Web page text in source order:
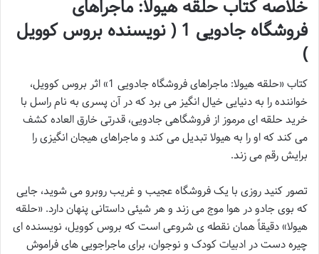
خلاصه کتاب حلقه هیولا: ماجراهای
فروشگاه جادویی 1 ( نویسنده بروس کوویل
)
کتاب «حلقه هیولا: ماجراهای فروشگاه جادویی 1» اثر بروس کوویل،
خواننده را به دنیایی خیال انگیز می برد که در آن پسری به نام راسل با
خرید حلقه ای مرموز از فروشگاهی جادویی، قدرتی خارق العاده کشف
می کند که او را به هیولا تبدیل می کند و ماجراهای هیجان انگیزی را
برایش رقم می زند.
تصور کنید روزی با یک فروشگاه عجیب و غریب روبرو می شوید، جایی
که بوی جادو در هوا موج می زند و هر شیئی داستانی پنهان دارد. «حلقه
هیولا» دقیقاً همان نقطه ی شروعی است که بروس کوویل، نویسنده ای
چیره دست در ادبیات کودک و نوجوان، برای ماجراجویی های فراموش